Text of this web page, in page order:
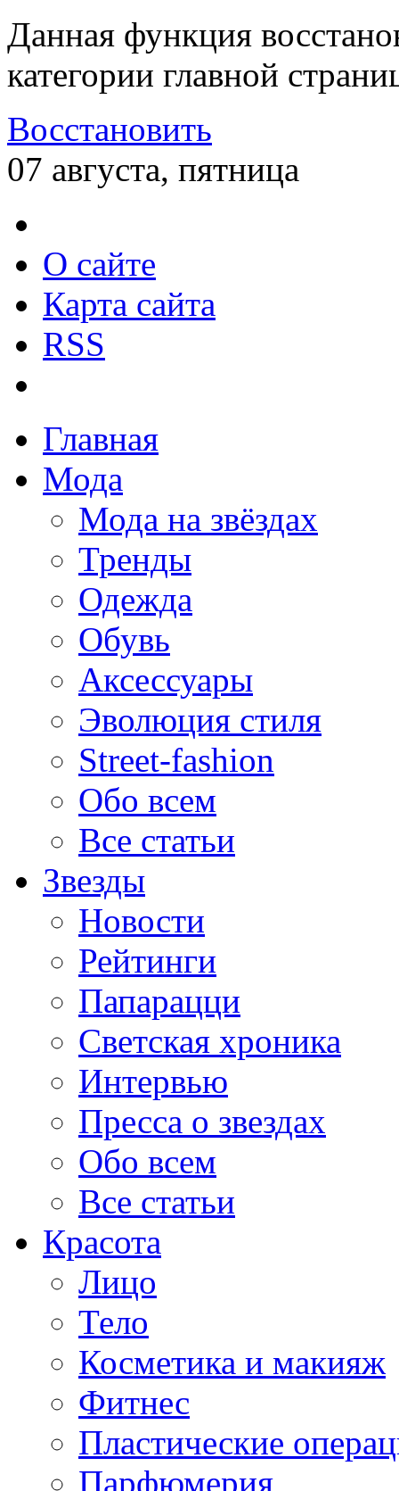
Данная функция
категории главной
Восстановить
07 августа, пятница
О сайте
Карта сайта
RSS
Главная
Мода
Мода на звёздах
Тренды
Одежда
Обувь
Аксессуары
Эволюция стиля
Street-fashion
Обо всем
Все статьи
Звезды
Новости
Рейтинги
Папарацци
Светская хроника
Интервью
Пресса о звездах
Обо всем
Все статьи
Красота
Лицо
Тело
Косметика и макияж
Фитнес
Пластические
Парфюмерия